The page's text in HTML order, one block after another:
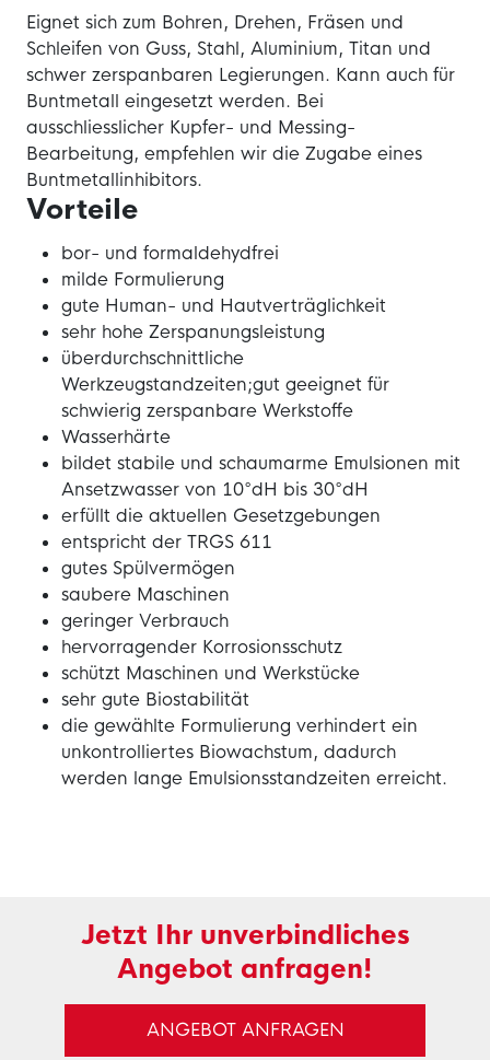
Eignet sich zum Bohren, Drehen, Fräsen und
Schleifen von Guss, Stahl, Aluminium, Titan und
schwer zerspanbaren Legierungen. Kann auch für
Buntmetall eingesetzt werden. Bei
ausschliesslicher Kupfer- und Messing-
Bearbeitung, empfehlen wir die Zugabe eines
Buntmetallinhibitors.
Vorteile
bor- und formaldehydfrei
milde Formulierung
gute Human- und Hautverträglichkeit
sehr hohe Zerspanungsleistung
überdurchschnittliche
Werkzeugstandzeiten;gut geeignet für
schwierig zerspanbare Werkstoffe
Wasserhärte
bildet stabile und schaumarme Emulsionen mit
Ansetzwasser von 10°dH bis 30°dH
erfüllt die aktuellen Gesetzgebungen
entspricht der TRGS 611
gutes Spülvermögen
saubere Maschinen
geringer Verbrauch
hervorragender Korrosionsschutz
schützt Maschinen und Werkstücke
sehr gute Biostabilität
die gewählte Formulierung verhindert ein
unkontrolliertes Biowachstum, dadurch
werden lange Emulsionsstandzeiten erreicht.
Jetzt Ihr unverbindliches
Angebot anfragen!
ANGEBOT ANFRAGEN